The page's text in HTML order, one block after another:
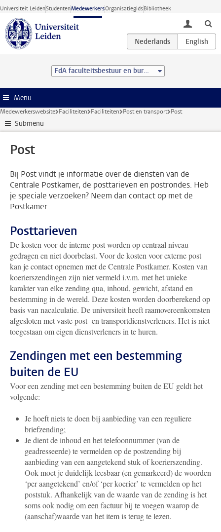
Ga direct naar de inhoud
Universiteit LeidenStudentenMedewerkersOrganisatiegidsBibliotheek
toggle
FdA faculteitsbestuur en bureau
Menu
Medewerkerswebsite Faciliteiten Faciliteiten Post en transport Post
Submenu
Post
Bij Post vindt je informatie over de diensten van de
Centrale Postkamer, de posttarieven en postrondes. Heb
je speciale verzoeken? Neem dan contact op met de
Postkamer.
Posttarieven
De kosten voor de interne post worden op centraal niveau
gedragen en niet doorbelast. Voor de kosten voor externe post
kan je contact opnemen met de Centrale Postkamer. Kosten van
koerierszendingen zijn niet vermeld i.v.m. met het unieke
karakter van elke zending qua, inhoud, gewicht, afstand en
bestemming in de wereld. Deze kosten worden doorberekend op
basis van nacalculatie. De universiteit heeft raamovereenkomsten
afgesloten met vaste post- en transportdienstverleners. Het is niet
toegestaan om eigen dienstverleners in te huren.
Zendingen met een bestemming
buiten de EU
Voor een zending met een bestemming buiten de EU geldt het
volgende:
Je hoeft niets te doen bij aanbieding van een reguliere
briefzending;
Je dient de inhoud en het telefoonnummer (van de
geadresseerde) te vermelden op de postzending bij
aanbieding van een aangetekend stuk of koerierszending.
Ook moet je duidelijk leesbaar (en gemarkeerd) de woorden
‘per aangetekend’ en/of ‘per koerier’ te vermelden op het
poststuk. Afhankelijk van de waarde van de zending is het
soms ook nodig om een factuur bij te voegen waarop de
(aanschaf)waarde van het item is terug te lezen.